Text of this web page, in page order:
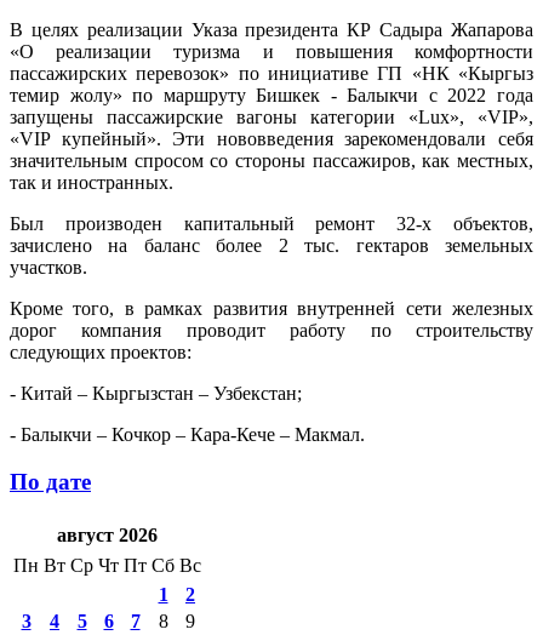
В целях реализации Указа президента КР Садыра Жапарова
«О реализации туризма и повышения комфортности
пассажирских перевозок» по инициативе ГП «НК «Кыргыз
темир жолу» по маршруту Бишкек - Балыкчи с 2022 года
запущены пассажирские вагоны категории «Lux», «VIP»,
«VIP купейный». Эти нововведения зарекомендовали себя
значительным спросом со стороны пассажиров, как местных,
так и иностранных.
Был производен капитальный ремонт 32-х объектов,
зачислено на баланс более 2 тыс. гектаров земельных
участков.
Кроме того, в рамках развития внутренней сети железных
дорог компания проводит работу по строительству
следующих проектов:
- Китай – Кыргызстан – Узбекстан;
- Балыкчи – Кочкор – Кара-Кече – Макмал.
По дате
август 2026
Пн Вт Ср Чт Пт Сб Вс
1
2
3
4 5 6 7 8
9